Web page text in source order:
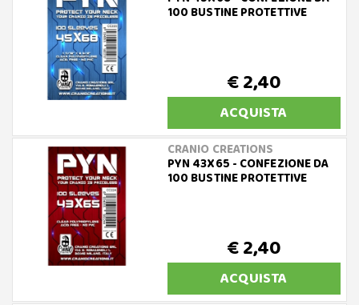
100 BUSTINE PROTETTIVE
€ 2,40
ACQUISTA
CRANIO CREATIONS
PYN 43X65 - CONFEZIONE DA
100 BUSTINE PROTETTIVE
€ 2,40
ACQUISTA